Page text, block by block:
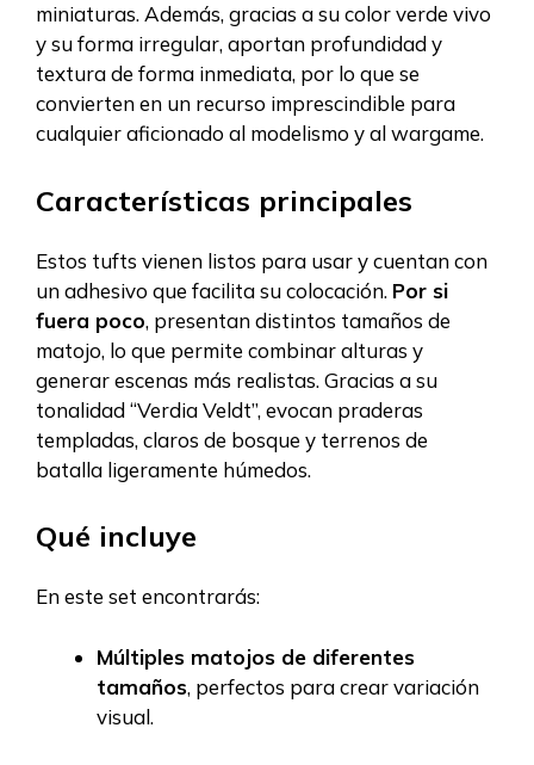
miniaturas. Además, gracias a su color verde vivo
y su forma irregular, aportan profundidad y
textura de forma inmediata, por lo que se
convierten en un recurso imprescindible para
cualquier aficionado al modelismo y al wargame.
Características principales
Estos tufts vienen listos para usar y cuentan con
un adhesivo que facilita su colocación. Por si
fuera poco, presentan distintos tamaños de
matojo, lo que permite combinar alturas y
generar escenas más realistas. Gracias a su
tonalidad “Verdia Veldt”, evocan praderas
templadas, claros de bosque y terrenos de
batalla ligeramente húmedos.
Qué incluye
En este set encontrarás:
Múltiples matojos de diferentes
tamaños, perfectos para crear variación
visual.